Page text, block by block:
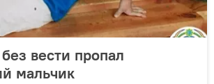
вести пропал
мальчик